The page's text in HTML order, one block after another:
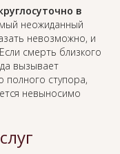
в
неожиданный
невозможно, и
смерть близкого
вызывает
полного ступора,
невыносимо